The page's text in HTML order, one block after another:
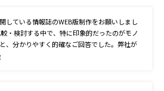
している情報誌のWEB版制作をお願いしまし
・検討する中で、特に印象的だったのがモノ
、分かりやすく的確なご回答でした。弊社が